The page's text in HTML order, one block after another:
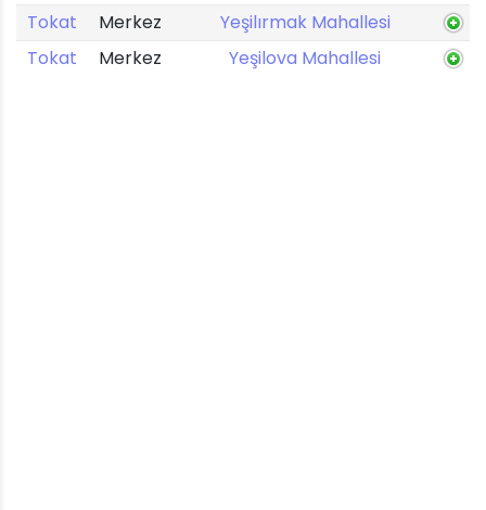
Tokat
Merkez
Yeşilırmak Mahallesi
Tokat
Merkez Yeşilova Mahallesi